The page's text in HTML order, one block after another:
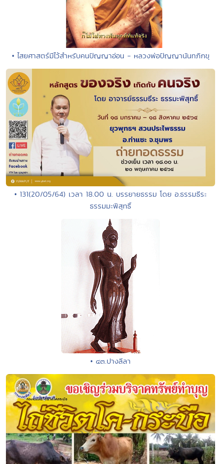
• ไสยศาสตร์มีไว้สำหรับคนปัญญาอ่อน - หลวงพ่อปัญญานันทภิกขุ
• 131(20/05/64) เวลา 18.00 น. บรรยายธรรม โดย อ.ธรรมธีระ
ธรรมมะพิสุทธิ์
• ๔๓.ปางลีลา